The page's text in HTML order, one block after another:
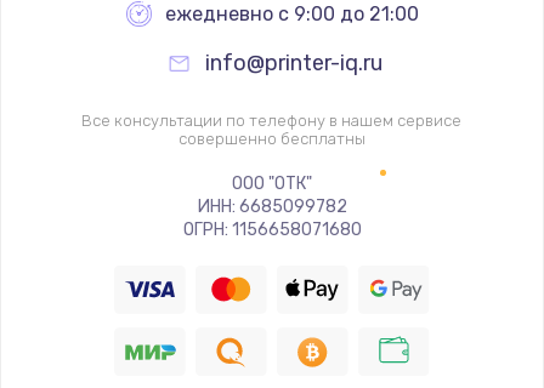
500 руб.
Заказать
Прошивка / разблокировка
Заказать
Замена разъема питания
ежедневно с 9:00 до 21:00
info@printer-iq.ru
Все консультации по телефону в нашем сервисе
совершенно бесплатны
ООО "ОТК"
ИНН: 6685099782
ОГРН: 1156658071680